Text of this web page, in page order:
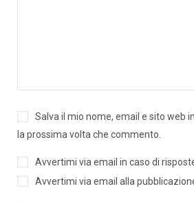
Salva il mio nome, email e sito web
la prossima volta che commento.
Avvertimi via email in caso di
Avvertimi via email alla